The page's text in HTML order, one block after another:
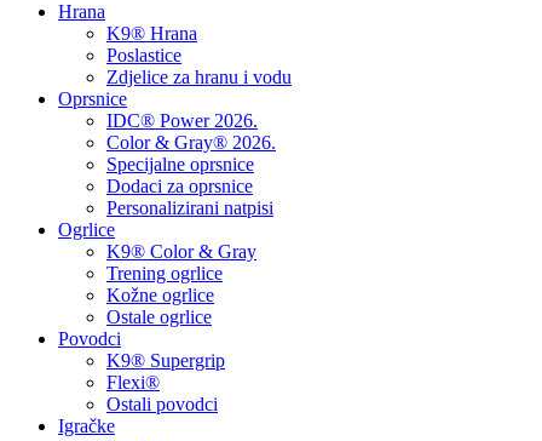
Hrana
K9® Hrana
Poslastice
Zdjelice za hranu i vodu
Oprsnice
IDC® Power 2026.
Color & Gray® 2026.
Specijalne oprsnice
Dodaci za oprsnice
Personalizirani natpisi
Ogrlice
K9® Color & Gray
Trening ogrlice
Kožne ogrlice
Ostale ogrlice
Povodci
K9® Supergrip
Flexi®
Ostali povodci
Igračke